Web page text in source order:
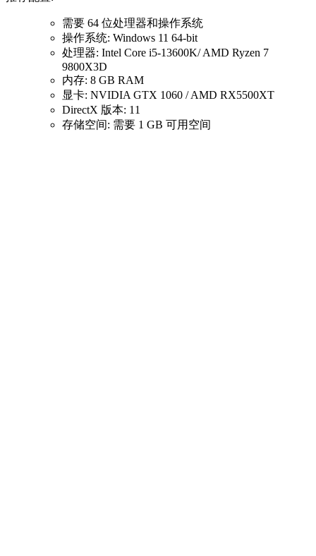
需要 64 位处理器和操作系统
操作系统: Windows 11 64-bit
处理器: Intel Core i5-13600K/ AMD Ryzen 7
9800X3D
内存: 8 GB RAM
显卡: NVIDIA GTX 1060 / AMD RX5500XT
DirectX 版本: 11
存储空间: 需要 1 GB 可用空间